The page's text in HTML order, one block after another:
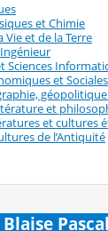
et Chimie
Vie et de la Terre
Sciences
et Sociales
et
et cultures
de l’Antiquité
Pascal